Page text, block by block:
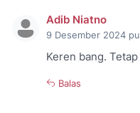
Adib Niatno
9 Desember 2024
Keren bang.
Balas